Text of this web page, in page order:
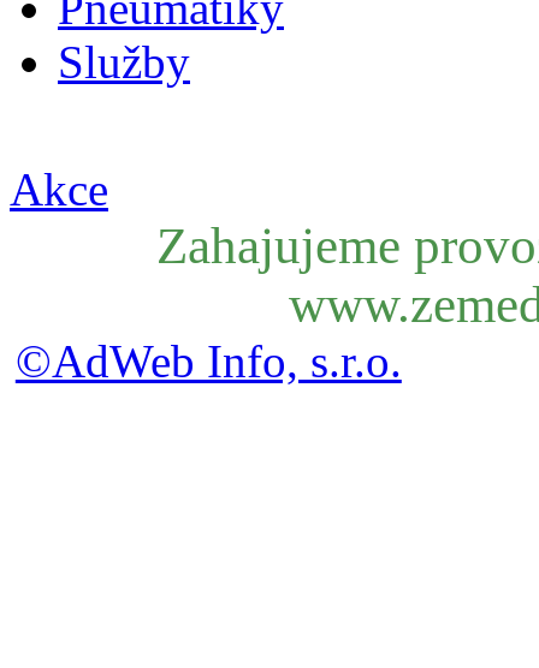
Služby
Akce
Zahajujeme
©AdWeb Info, s.r.o.